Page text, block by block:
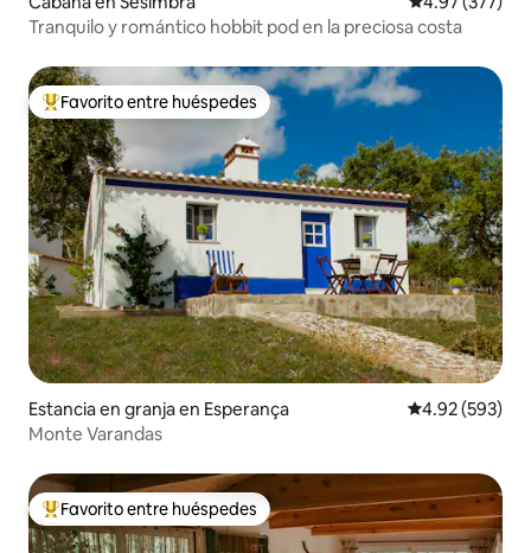
Tranquilo y romántico hobbit pod en la preciosa costa
De los mejores en Favorito entre huéspedes
Favorito entre huéspedes
Estancia en granja en Esperança Calificación
4.92 (593)
Monte Varandas
De los mejores en Favorito entre huéspedes
Favorito entre huéspedes